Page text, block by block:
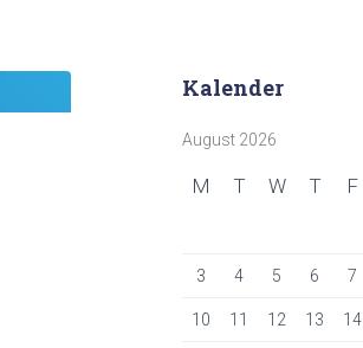
Kalender
August 2026
M T W T F
3 4 5 6 7
10 11 12 13 14